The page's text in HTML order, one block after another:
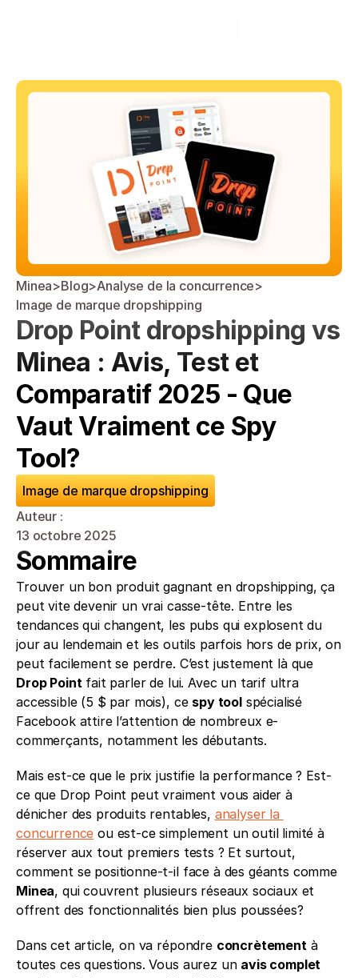
Minea>Blog>Analyse de la concurrence>
Image de marque dropshipping
Drop Point dropshipping vs
Minea : Avis, Test et
Comparatif 2025 - Que
Vaut Vraiment ce Spy
Tool?
Image de marque dropshipping
Auteur :
13 octobre 2025
Sommaire
Trouver un bon produit gagnant en dropshipping, ça
peut vite devenir un vrai casse-tête. Entre les
tendances qui changent, les pubs qui explosent du
jour au lendemain et les outils parfois hors de prix, on
Drop Point fait parler de lui. Avec un tarif ultra
accessible (5 $ par mois), ce spy tool spécialisé
Facebook attire l’attention de nombreux e-
commerçants, notamment les débutants.
Mais est-ce que le prix justifie la performance ? Est-
ce que Drop Point peut vraiment vous aider à
dénicher des produits rentables, analyser la
concurrence ou est-ce simplement un outil limité à
réserver aux tout premiers tests ? Et surtout,
Minea, qui couvrent plusieurs réseaux sociaux et
offrent des fonctionnalités bien plus poussées?
Dans cet article, on va répondre concrètement à
toutes ces questions. Vous aurez un avis complet